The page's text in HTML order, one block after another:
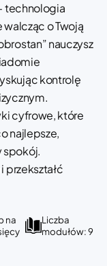
technologia
walcząc o Twoją
nauczysz
kontrolę
cyfrowe, które
najlepsze,
spokój.
przekształć
na
Liczba
modułów: 9